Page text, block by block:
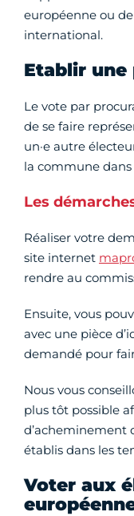
européenne ou
international.
Etablir
Le vote par
de se faire
un·e autre
la commune dans
Les
Réaliser votre
site internet
rendre au
Ensuite, vous
avec une pièce
demandé pour
Nous vous
plus tôt possible
d’acheminement
établis dans les
Voter aux